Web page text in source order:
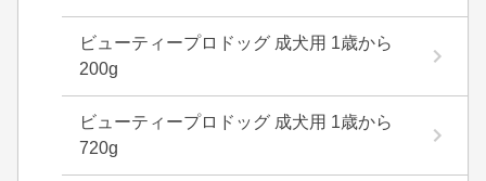
ビューティープロドッグ 成犬用 1歳から
200g
ビューティープロドッグ 成犬用 1歳から
720g